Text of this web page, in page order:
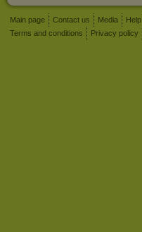
Main page Contact us Media Help
Terms and conditions
Privacy policy